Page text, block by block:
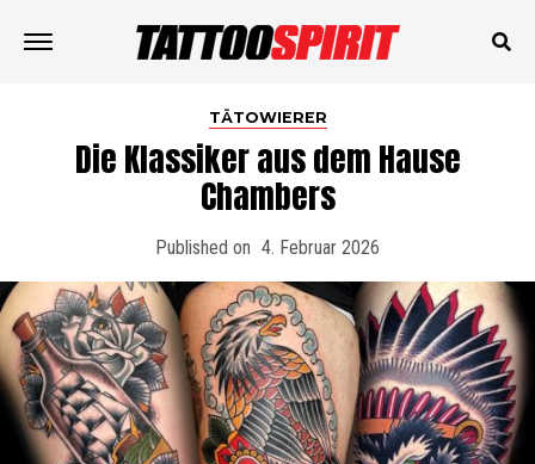
TÄTOWIERER
Die Klassiker aus dem Hause
Chambers
Published on 4. Februar 2026